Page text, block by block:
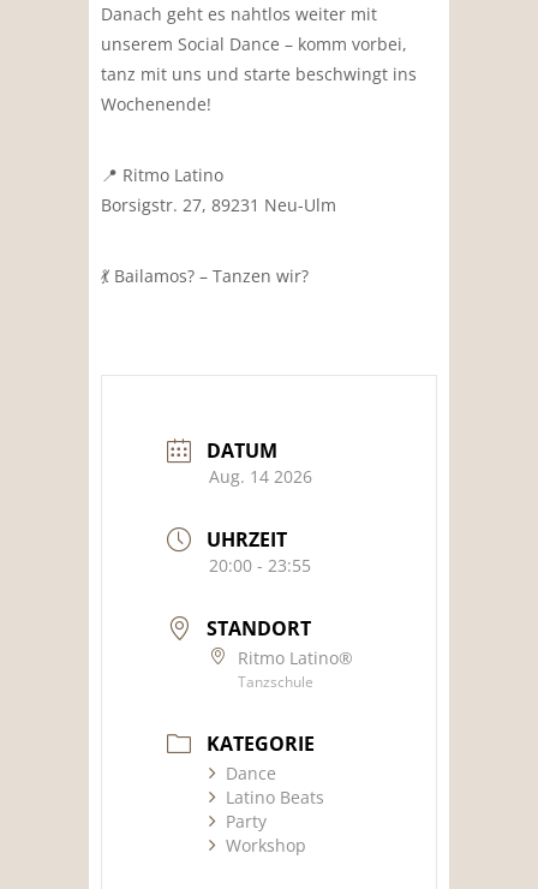
Danach geht es nahtlos weiter mit
unserem Social Dance – komm vorbei,
tanz mit uns und starte beschwingt ins
Wochenende!
📍 Ritmo Latino
Borsigstr. 27, 89231 Neu-Ulm
💃 Bailamos? – Tanzen wir?
DATUM
Aug. 14 2026
UHRZEIT
20:00 - 23:55
STANDORT
Ritmo Latino®
Tanzschule
KATEGORIE
Dance
Latino Beats
Party
Workshop